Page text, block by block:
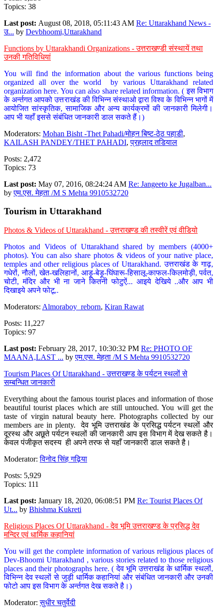
Topics: 38
Last post: August 08, 2018, 05:11:43 AM Re: Uttarakhand News -
उ... by Devbhoomi,Uttarakhand
Functions by Uttarakhandi Organizations - उत्तराखण्डी संस्थायें तथा
उनकी गतिविधियां
You will find the information about the various functions being
organized all over the world by various Uttarakhand related
organization here. You can also share related information. ( इस विभाग
के अर्न्तगत आपको उत्तराखंड की विभिन्न संस्थाओ द्वारा विश्व के विभिन्न भागों में
आयोजित सांस्कृतिक, सामाजिक और अन्य कार्यक्रमों की जानकारी मिलेगी।
आप भी यहाँ इससे संबंधित जानकारी डाल सकते हैं।)
Moderators: Mohan Bisht -Thet Pahadi/मोहन बिष्ट-ठेठ पहाडी,
KAILASH PANDEY/THET PAHADI,प्रहलाद तडियाल
Posts: 2,472
Topics: 73
Last post: May 07, 2016, 08:24:24 AM Re: Jangeeto ke Jugalban...
byएम.एस. मेहता /M S Mehta 9910532720
Tourism in Uttarakhand
Photos & Videos of Uttarakhand - उत्तराखण्ड की तस्वीरें एवं वीडियो
Photos and Videos of Uttarakhand shared by members (4000+
photos). You can also share photos & videos of your native place,
temples and other religious places of Uttarakhand. उत्तराखंड के गाढ़,
गधेरों, नौलों, खेत-खलिहानों, आड़ू-बेड़ू-घिंघारू-हिसालू-काफल-किलमोड़ी, पर्वत,
चोटी, मंदिर और भी ना जाने कितनी फोटुऐं... आइये देखिये ..और आप भी
दिखाइये अपने फोटू..
Moderators: Almoraboy_reborn, Kiran Rawat
Posts: 11,227
Topics: 97
Last post: February 28, 2017, 10:30:32 PM Re: PHOTO OF
MAANA,LAST ... byएम.एस. मेहता /M S Mehta 9910532720
Tourism Places Of Uttarakhand - उत्तराखण्ड के पर्यटन स्थलों से
सम्बन्धित जानकारी
Everything about the famous tourist places and information of those
beautiful tourist places which are still untouched. You will get the
taste of virgin natural beauty here. Photographs collected by our
members are in plenty. देव भूमि उत्तराखंड के प्रसिद्ध पर्यटन स्थलों और
दूरस्थ और अछूते पर्यटन स्थलों की जानकारी आप इस विभाग में देख सकते है।
केवल पंजीकृत सदस्य ही अपने तरफ से यहाँ जानकारी डाल सकते है।
Moderator:विनोद सिंह गढ़िया
Posts: 5,929
Topics: 111
Last post: January 18, 2020, 06:08:51 PM Re: Tourist Places Of
Ut... by Bhishma Kukreti
Religious Places Of Uttarakhand - देव भूमि उत्तराखण्ड के प्रसिद्ध देव
मन्दिर एवं धार्मिक कहानियां
You will get the complete information of various religious places of
Dev-Bhoomi Uttarakhand , various stories related to those religious
places and their photographs here. ( देव भूमि उत्तराखंड के धार्मिक स्थलों,
विभिन्न देव स्थलों से जुड़ी धार्मिक कहानियां और संबंधित जानकारी और उनकी
फोटो आप इस विभाग के अर्न्तगत देख सकते है।)
Moderator:सुधीर चतुर्वेदी